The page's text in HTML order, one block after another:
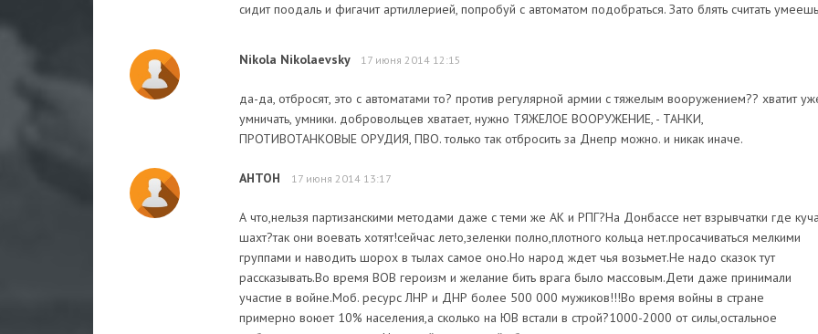
сидит поодаль и фигачит артиллерией, попробуй с автоматом подобраться. Зато блять считать умеешь
Nikola Nikolaevsky 17 июня 2014 12:15
да-да, отбросят, это с автоматами то? против регулярной армии с тяжелым вооружением?? хватит
умничать, умники. добровольцев хватает, нужно ТЯЖЕЛОЕ ВООРУЖЕНИЕ, - ТАНКИ,
ПРОТИВОТАНКОВЫЕ ОРУДИЯ, ПВО. только так отбросить за Днепр можно. и никак иначе.
АНТОН 17 июня 2014 13:17
А что,нельзя партизанскими методами даже с теми же АК и РПГ?На Донбассе нет взрывчатки где
шахт?так они воевать хотят!сейчас лето,зеленки полно,плотного кольца нет.просачиваться мелкими
группами и наводить шорох в тылах самое оно.Но народ ждет чья возьмет.Не надо сказок тут
рассказывать.Во время ВОВ героизм и желание бить врага было массовым.Дети даже принимали
участие в войне.Моб. ресурс ЛНР и ДНР более 500 000 мужиков!!!Во время войны в стране
примерно воюет 10% населения,а сколько на ЮВ встали в строй?1000-2000 от силы,остальное